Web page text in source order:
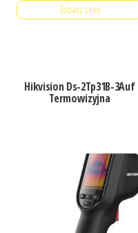
Zobacz cenę
Hikvision Ds-2Tp31B-3Auf
Termowizyjna